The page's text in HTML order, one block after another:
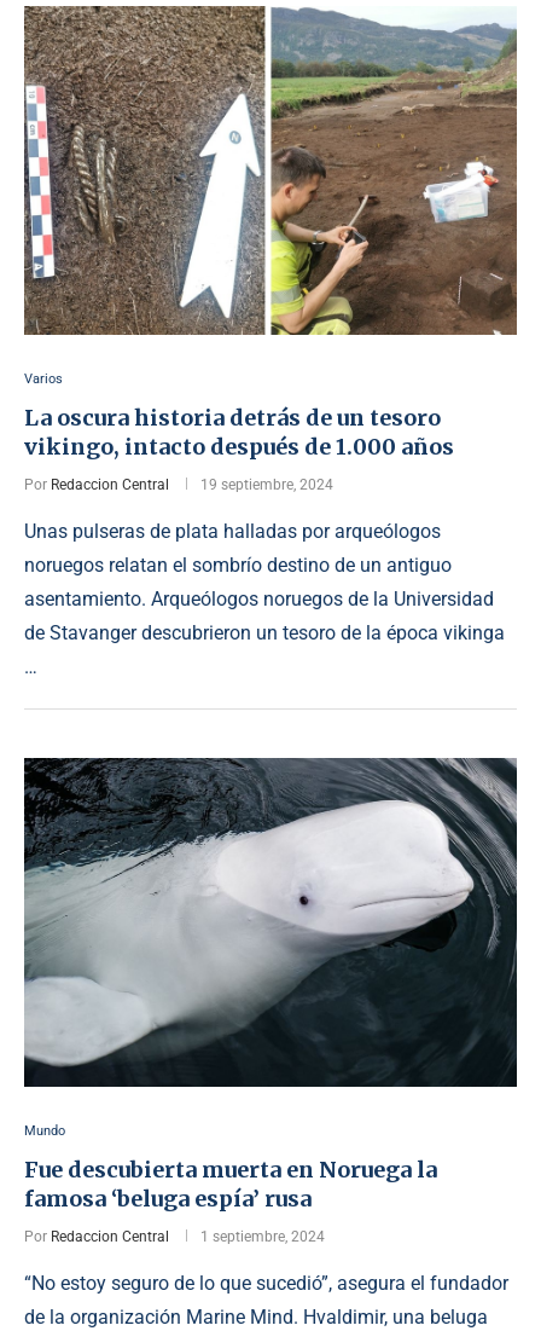
Varios
La oscura historia detrás de un tesoro
vikingo, intacto después de 1.000 años
Por Redaccion Central 19 septiembre, 2024
Unas pulseras de plata halladas por arqueólogos
noruegos relatan el sombrío destino de un antiguo
asentamiento. Arqueólogos noruegos de la Universidad
de Stavanger descubrieron un tesoro de la época vikinga
…
Mundo
Fue descubierta muerta en Noruega la
famosa ‘beluga espía’ rusa
Por Redaccion Central 1 septiembre, 2024
“No estoy seguro de lo que sucedió”, asegura el fundador
de la organización Marine Mind. Hvaldimir, una beluga